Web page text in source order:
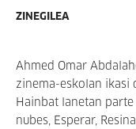
ZINEGILEA
Ahmed Omar
zinema-eskolan ikasi
Hainbat lanetan
nubes, Esperar,